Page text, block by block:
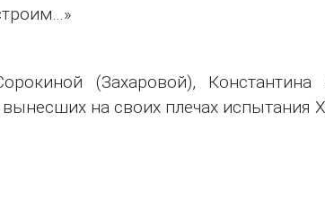
(Захаровой), Константина
вынесших на своих плечах испытания